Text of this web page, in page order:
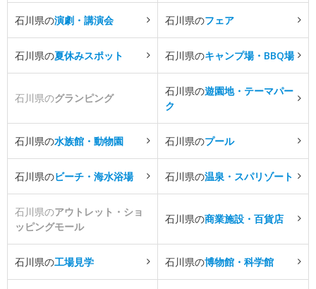
石川県の演劇・講演会 石川県のフェア
石川県の夏休みスポット 石川県のキャンプ場・BBQ場
石川県のグランピング
石川県の遊園地・テーマパー
ク
石川県の水族館・動物園 石川県のプール
石川県のビーチ・海水浴場 石川県の温泉・スパリゾート
石川県のアウトレット・ショ
ッピングモール
石川県の商業施設・百貨店
石川県の工場見学 石川県の博物館・科学館